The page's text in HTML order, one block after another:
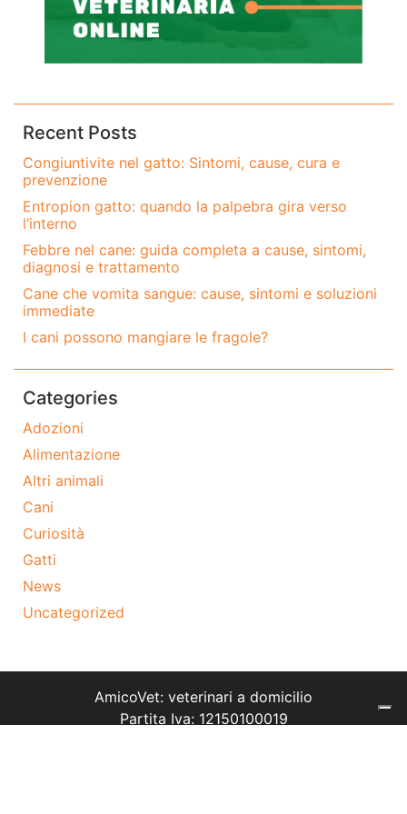
Recent Posts
Congiuntivite nel gatto: Sintomi, cause, cura e
prevenzione
Entropion gatto: quando la palpebra gira verso
l’interno
Febbre nel cane: guida completa a cause, sintomi,
diagnosi e trattamento
Cane che vomita sangue: cause, sintomi e soluzioni
immediate
I cani possono mangiare le fragole?
Categories
Adozioni
Alimentazione
Altri animali
Cani
Curiosità
Gatti
News
Uncategorized
AmicoVet: veterinari a domicilio
Partita Iva: 12150100019